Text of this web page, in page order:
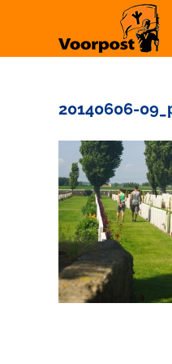
20140606-